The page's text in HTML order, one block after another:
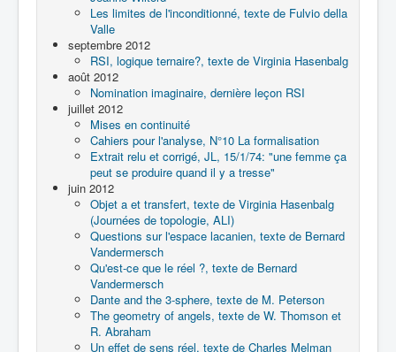
Les limites de l'inconditionné, texte de Fulvio della
Valle
septembre 2012
RSI, logique ternaire?, texte de Virginia Hasenbalg
août 2012
Nomination imaginaire, dernière leçon RSI
juillet 2012
Mises en continuité
Cahiers pour l'analyse, N°10 La formalisation
Extrait relu et corrigé, JL, 15/1/74: "une femme ça
peut se produire quand il y a tresse"
juin 2012
Objet a et transfert, texte de Virginia Hasenbalg
(Journées de topologie, ALI)
Questions sur l'espace lacanien, texte de Bernard
Vandermersch
Qu'est-ce que le réel ?, texte de Bernard
Vandermersch
Dante and the 3-sphere, texte de M. Peterson
The geometry of angels, texte de W. Thomson et
R. Abraham
Un effet de sens réel, texte de Charles Melman